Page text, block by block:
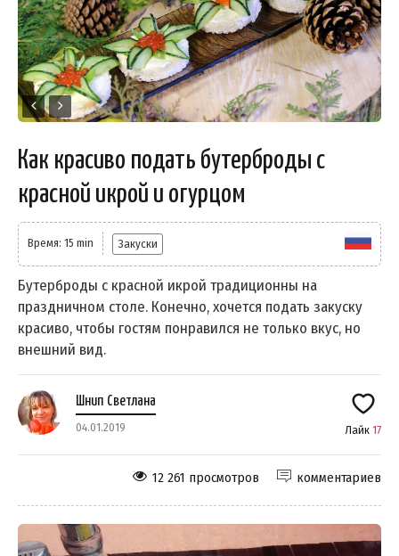
Как красиво подать бутерброды с
красной икрой и огурцом
Время: 15 min Закуски
Бутерброды с красной икрой традиционны на
праздничном столе. Конечно, хочется подать закуску
красиво, чтобы гостям понравился не только вкус, но
внешний вид.
Шнип Светлана
04.01.2019 Лайк 17
комментариев
12 261 просмотров